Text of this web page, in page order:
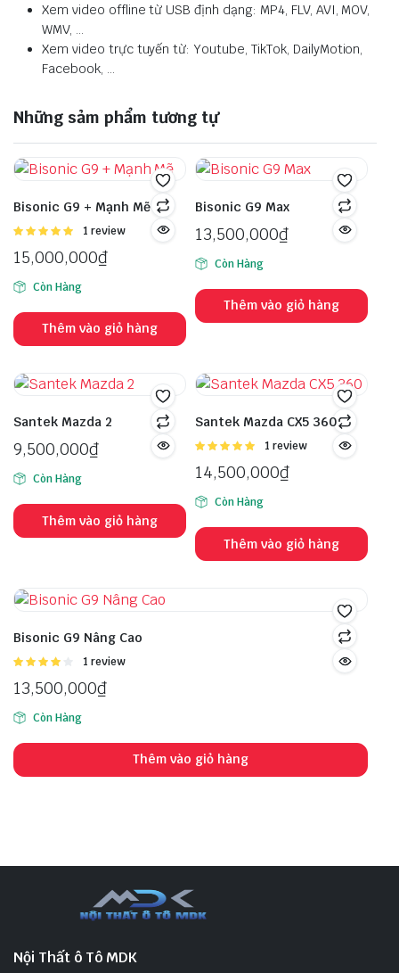
Xem video offline từ USB định dạng: MP4, FLV, AVI, MOV,
WMV, …
Xem video trực tuyến từ: Youtube, TikTok, DailyMotion,
Facebook, …
Những sảm phẩm tương tự
Bisonic G9 + Mạnh Mẽ
Được
5.005 sao
1 review
15,000,000₫
Còn Hàng
Thêm vào giỏ hàng
Bisonic G9 Max
13,500,000₫
Còn Hàng
Thêm vào giỏ hàng
Santek Mazda 2
9,500,000₫
Còn Hàng
Thêm vào giỏ hàng
Santek Mazda CX5 360
Được
5.005 sao
1 review
14,500,000₫
Còn Hàng
Thêm vào giỏ hàng
Bisonic G9 Nâng Cao
Được
4.005
1 review
13,500,000₫
Còn Hàng
Thêm vào giỏ hàng
Nội Thất ô Tô MDK